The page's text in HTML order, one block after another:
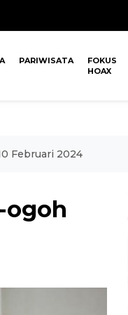
PARIWISATA
FOKUS
HOAX
Februari 2024
ogoh